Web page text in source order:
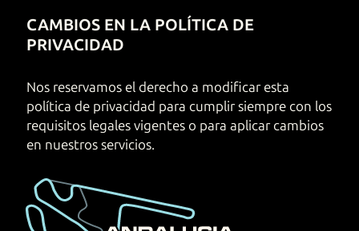
CAMBIOS EN LA POLÍTICA DE
PRIVACIDAD
Nos reservamos el derecho a modificar esta
política de privacidad para cumplir siempre con los
requisitos legales vigentes o para aplicar cambios
en nuestros servicios.